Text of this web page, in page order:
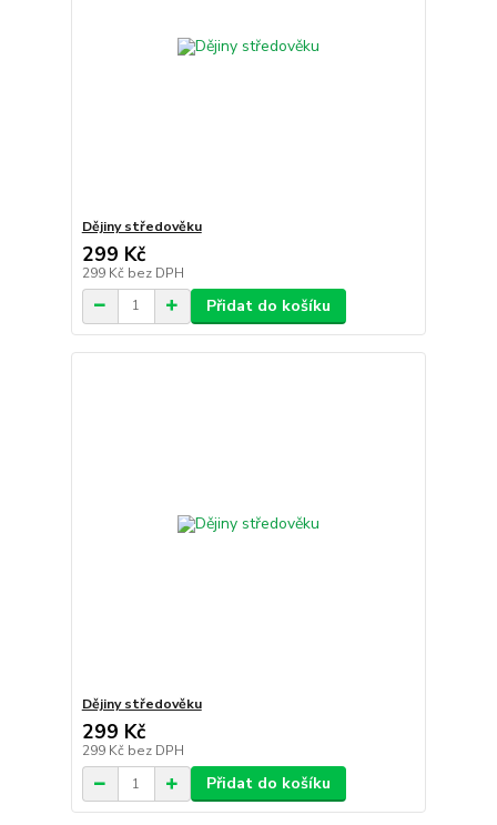
Dějiny středověku
299 Kč
299 Kč bez DPH
Přidat do košíku
Dějiny středověku
299 Kč
299 Kč bez DPH
Přidat do košíku